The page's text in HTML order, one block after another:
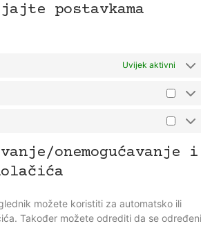
postavkama
Uvijek aktivni
onemogućavanje i
možete koristiti za automatsko ili
Također možete odrediti da se određeni